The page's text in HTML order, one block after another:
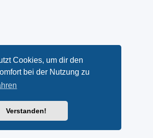
Cookies, um dir den
bei der Nutzung zu
Verstanden!